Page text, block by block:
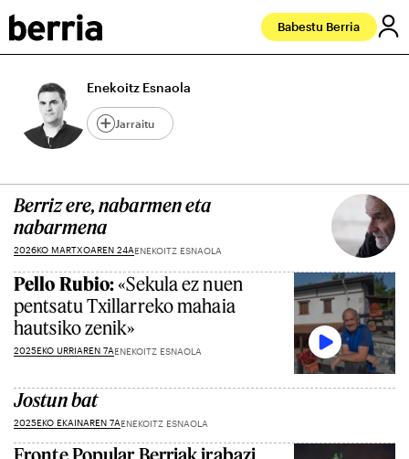
Babestu Berria
Enekoitz Esnaola
Jarraitu
Berriz ere, nabarmen eta
nabarmena
2026KO MARTXOAREN 24AENEKOITZ ESNAOLA
Pello Rubio:«Sekula ez nuen
pentsatu Txillarreko mahaia
hautsiko zenik»
2025EKO URRIAREN 7AENEKOITZ ESNAOLA
Jostun bat
2025EKO EKAINAREN 7AENEKOITZ ESNAOLA